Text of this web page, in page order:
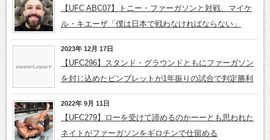
【UFC ABC07】トニー・ファーガソンと対戦、マイケ
ル・キエーザ「僕は日本で戦わなければならない」
2023年 12月 17日
【UFC296】スタンド・グラウンドともにファーガソン
を封じ込めたピンブレットが1年振りの試合で判定勝利
2022年 9月 11日
【UFC279】ローを受けて諦めるのかーーとも思われた
ネイトがファーガソンをギロチンで仕留める